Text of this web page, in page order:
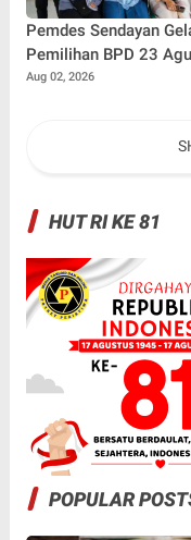
Pemdes Sendayan
Pemilihan BPD 23
Mendatang, Warga
Aug 02, 2026
HUT RI KE 81
POPULAR